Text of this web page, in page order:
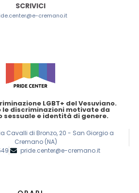
SCRIVICI
cremano.it
LGBT+ del Vesuviano.
le discriminazioni motivate da
sessuale e identità di genere.
Cavalli di Bronzo, 20 - San Giorgio a
Cremano (NA)
pride.center@e-cremano.it